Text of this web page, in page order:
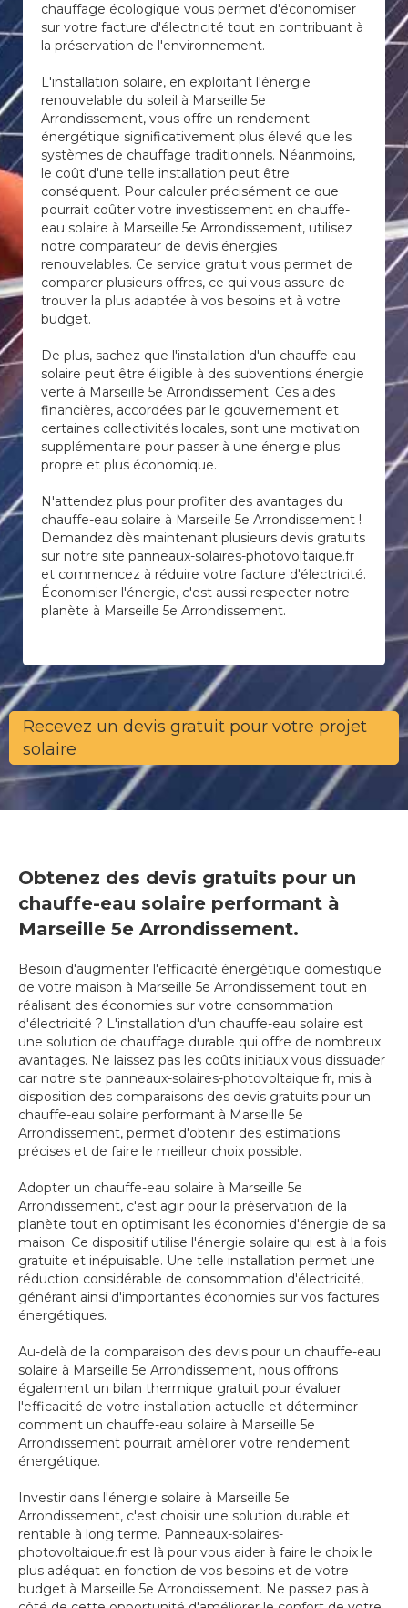
chauffage écologique vous permet d'économiser
sur votre facture d'électricité tout en contribuant à
la préservation de l'environnement.
L'installation solaire, en exploitant l'énergie
renouvelable du soleil à Marseille 5e
Arrondissement, vous offre un rendement
énergétique significativement plus élevé que les
systèmes de chauffage traditionnels. Néanmoins,
le coût d'une telle installation peut être
conséquent. Pour calculer précisément ce que
pourrait coûter votre investissement en chauffe-
eau solaire à Marseille 5e Arrondissement, utilisez
notre comparateur de devis énergies
renouvelables. Ce service gratuit vous permet de
comparer plusieurs offres, ce qui vous assure de
trouver la plus adaptée à vos besoins et à votre
budget.
De plus, sachez que l'installation d'un chauffe-eau
solaire peut être éligible à des subventions énergie
verte à Marseille 5e Arrondissement. Ces aides
financières, accordées par le gouvernement et
certaines collectivités locales, sont une motivation
supplémentaire pour passer à une énergie plus
propre et plus économique.
N'attendez plus pour profiter des avantages du
chauffe-eau solaire à Marseille 5e Arrondissement !
Demandez dès maintenant plusieurs devis gratuits
sur notre site panneaux-solaires-photovoltaique.fr
et commencez à réduire votre facture d'électricité.
Économiser l'énergie, c'est aussi respecter notre
planète à Marseille 5e Arrondissement.
Recevez un devis gratuit pour votre projet
solaire
Obtenez des devis gratuits pour un
chauffe-eau solaire performant à
Marseille 5e Arrondissement.
Besoin d'augmenter l'efficacité énergétique domestique
de votre maison à Marseille 5e Arrondissement tout en
réalisant des économies sur votre consommation
d'électricité ? L'installation d'un chauffe-eau solaire est
une solution de chauffage durable qui offre de nombreux
avantages. Ne laissez pas les coûts initiaux vous dissuader
car notre site panneaux-solaires-photovoltaique.fr, mis à
disposition des comparaisons des devis gratuits pour un
chauffe-eau solaire performant à Marseille 5e
Arrondissement, permet d'obtenir des estimations
précises et de faire le meilleur choix possible.
Adopter un chauffe-eau solaire à Marseille 5e
Arrondissement, c'est agir pour la préservation de la
planète tout en optimisant les économies d'énergie de sa
maison. Ce dispositif utilise l'énergie solaire qui est à la fois
gratuite et inépuisable. Une telle installation permet une
réduction considérable de consommation d'électricité,
générant ainsi d'importantes économies sur vos factures
énergétiques.
Au-delà de la comparaison des devis pour un chauffe-eau
solaire à Marseille 5e Arrondissement, nous offrons
également un bilan thermique gratuit pour évaluer
l'efficacité de votre installation actuelle et déterminer
comment un chauffe-eau solaire à Marseille 5e
Arrondissement pourrait améliorer votre rendement
énergétique.
Investir dans l'énergie solaire à Marseille 5e
Arrondissement, c'est choisir une solution durable et
rentable à long terme. Panneaux-solaires-
photovoltaique.fr est là pour vous aider à faire le choix le
plus adéquat en fonction de vos besoins et de votre
budget à Marseille 5e Arrondissement. Ne passez pas à